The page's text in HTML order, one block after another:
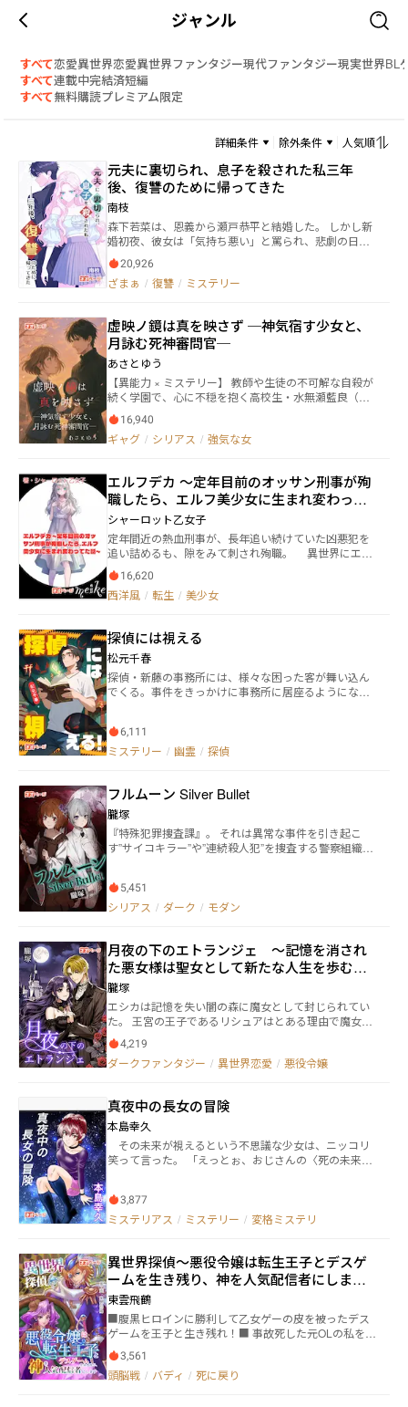
ジャンル
すべて恋愛異世界恋愛異世界ファンタジー現代ファンタジー現実世界BL
すべて連載中完結済短編
すべて無料購読プレミアム限定
詳細条件 除外条件 人気順
元夫に裏切られ、息子を殺された私――三年
後、復讐のために帰ってきた
南枝
森下若菜は、恩義から瀬戸恭平と結婚した。 しかし新
婚初夜、彼女は「気持ち悪い」と罵られ、悲劇の日々
が始まる。 6年間、先天性心疾患の息子・流星を抱
え、必死に医療の道を探す若菜。 だが、夫の心は常に
妹・森下有希のもとにあった。 流星の6歳の誕生日、
し、胃がんの治療も放棄、ただただ息子を殺した犯人
を裁きたい。 それすらも叶わなかった。流星を轢いた
運転手が簡単に仮釈放されてしまう。 真相は――流星の死
は、森下家が邪魔者を排除するために仕組んだものだ
ったのだ。 三年後、若菜は帰ってきた。今度は、全て
の人に、この世に生まれたことを後悔する刻が訪れる――
20,926
ざまぁ / 復讐 / ミステリー
虚映ノ鏡は真を映さず ─神気宿す少女と、
月詠む死神審問官─
あさとゆう
【異能力 × ミステリー】 教師や生徒の不可解な自殺が
続く学園で、心に不穏を抱く高校生・水無瀬藍良（み
なせ・あいら）。 そんな彼女の前に転校生として現れ
たのは、塩顔イケメンの白月千景（しらつき・ちか
げ）――だがその正体は、罪を犯した死神を裁く“死神審問
の皮を被り、学園に潜む異端の死神だった。 そんな黒
標対象を見つける鍵は、藍良の寺にあるという《虚映
ノ鏡（きょえいのかがみ）》。 だが、その鏡の存在
が、新たな謎を呼び起こすことに──。 藍良と千景
は、“黒標対象ユエ”に辿り着くことができるのか？ 神
の力と月の詠唱が交差するとき、 「真実」と「命」を
賭けた、審判の夜が幕を開ける――。 ―登場人物— ・水無
瀬藍良（みなせ・あいら） 本作の主人公。高校3年
生。寺の娘で勝気な性格。 不可解な事件の渦中に巻き
生として学園に現れた塩顔イケメン。 その正体は、罪
を犯した死神を裁く「死神審問官」。藍良にベタ惚れ
中。 ・タマオ 死神界から旅行に来た、しゃべる「神
蛇」。 居心地の良さから藍良の家に棲みついた。好物
は出し巻き卵。 ・ユエ “堕ちた死神”＝黒標対象。ある
かり者でよき理解者。 ・水無瀬慈玄（みなせ・じげ
ん） 藍良の父。寺の住職。穏やかで人当たりの良い性
格。 千景ともなぜか意気投合する。 ・藤堂翔真（とう
は、藍良たちに不審な行動を目撃されていて…？
16,940
ギャグ / シリアス / 強気な女
エルフデカ ～定年目前のオッサン刑事が殉
職したら、エルフ美少女に生まれ変わって
た話～
シャーロット乙女子
定年間近の熱血刑事が、長年追い続けていた凶悪犯を
追い詰めるも、隙をみて刺され殉職。 異世界にエル
フの美少女として転生し、行く先々で遭遇する様々な
出来事を警察官の知識や経験を生かして解決する。
また、異世界には純粋な警察組織が存在しないため、
16,620
西洋風 / 転生 / 美少女
探偵には視える
松元千春
探偵・新藤の事務所には、様々な困った客が舞い込ん
でくる。事件をきっかけに事務所に居座るようになっ
が、彼らには『幽霊が視える』という共通点があっ
た。「人や魂がこの世に残るには、必ず理由があるん
た妻と子供は、数年前に突然目の前から消えた。その
痕跡を辿るように、新藤は今日も事件と向き合ってい
るのだ。この世のものではない何か、をつなぎ合わせ
た先に待つのは、果たしてどんな結果なのか……。
6,111
ミステリー / 幽霊 / 探偵
フルムーン Silver Bullet
朧塚
『特殊犯罪捜査課』。 それは異常な事件を引き起こ
す”サイコキラー”や”連続殺人犯”を捜査する警察組織だ
人々に牙をむける。 拳銃使いの少年・牙口令谷(きばぐ
ち れいや)は彼らを”狼男”と呼ぶ。 令谷はある時、黒
常な殺人犯達と戦う、少年少女の物語。 ※本作品には
グロテスクな描写が数多く入っております。苦手な方
はご注意ください。 残酷なだけでなく人間の繊細な感
情を表現していきたいと思っています。
5,451
シリアス / ダーク / モダン
月夜の下のエトランジェ ～記憶を消され
た悪女様は聖女として新たな人生を歩むべ
く世界中を旅します。～
朧塚
エシカは記憶を失い闇の森に魔女として封じられてい
た。 王宮の王子であるリシュアはとある理由で魔女エ
シカのいる闇の森へと向かう。 そして二人は出会い、
リシュアは広い世界中を見る事を望み、エシカは自ら
の過去の罪を償うべく 世界各地で出会った者達を助け
筈の過去の記憶に苛まれ続けるエシカ。 エシカを支え
続ける王子リシュア。二人の「逃避行劇」は続く。 こ
れは。 「ゴシック」「耽美」の世界観が好きな乙女達
に送る。 冒険と贖罪の恋愛譚。ゴシックロマンス。ダ
ークファンタジー。
4,219
ダークファンタジー / 異世界恋愛 / 悪役令嬢
真夜中の長女の冒険
本島幸久
その未来が視えるという不思議な少女は、ニッコリ
笑って言った。 「えっとぉ、おじさんの〈死の未来〉
ざる手に抗うしかない。しかしその状況は悪化の一途
を辿り…… かつて週刊少年マガジンに連載されてい
で。
3,877
ミステリアス / ミステリー / 変格ミステリ
異世界探偵～悪役令嬢は転生王子とデスゲ
ームを生き残り、神を人気配信者にします
～
東雲飛鶴
■腹黒ヒロインに勝利して乙女ゲーの皮を被ったデス
ゲームを王子と生き残れ！■ 事故死した元OLの私を、
悪役令嬢として乙女ゲーム世界に 送り込んだ娯楽の神
様は、神界の配信者だった！ 《水・土の朝に更新中で
す》 ・ この世界は、娯楽の神のチャンネルで神界にLI
3,561
頭脳戦 / バディ / 死に戻り